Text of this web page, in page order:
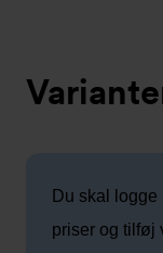
Du skal logge
priser og tilføj